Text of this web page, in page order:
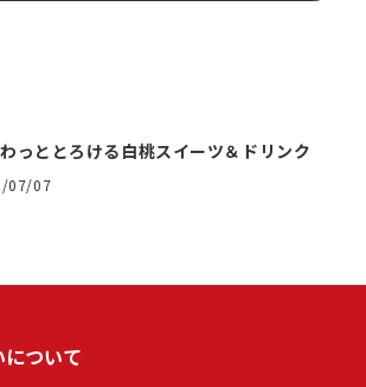
っととろける白桃スイーツ＆ドリンク
07/07
ついて